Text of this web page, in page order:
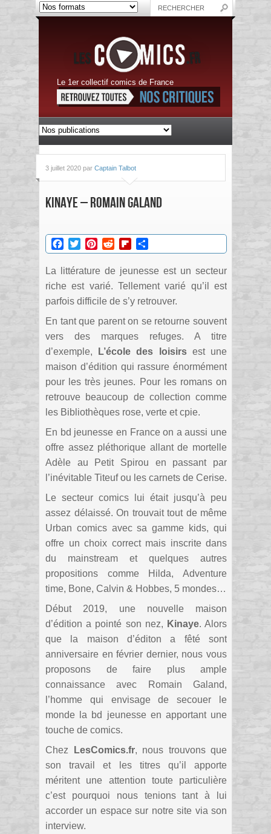
Le 1er collectif comics de France
3 juillet 2020 par Captain Talbot
Kinaye – Romain Galand
Facebook
TwitterPinterestRedditFlipboard
La littérature de jeunesse est un secteur
riche est varié. Tellement varié qu’il est
parfois difficile de s’y retrouver.
En tant que parent on se retourne souvent
vers des marques refuges. A titre
d’exemple,
L’école des loisirsest une
maison d’édition qui rassure énormément
pour les très jeunes. Pour les romans on
retrouve beaucoup de collection comme
les Bibliothèques rose, verte et cpie.
En bd jeunesse en France on a aussi une
offre assez pléthorique allant de mortelle
Adèle au Petit Spirou en passant par
l’inévitable Titeuf ou les carnets de Cerise.
Le secteur comics lui était jusqu’à peu
assez délaissé. On trouvait tout de même
Urban comics avec sa gamme kids, qui
offre un choix correct mais inscrite dans
du mainstream et quelques autres
propositions comme Hilda, Adventure
time, Bone, Calvin & Hobbes, 5 mondes…
Début 2019, une nouvelle maison
d’édition a pointé son nez, Kinaye. Alors
que la maison d’éditon a fêté sont
anniversaire en février dernier, nous vous
proposons de faire plus ample
connaissance avec Romain Galand,
l’homme qui envisage de secouer le
monde la bd jeunesse en apportant une
touche de comics.
Chez
LesComics.fr, nous trouvons que
son travail et les titres qu’il apporte
méritent une attention toute particulière
c’est pourquoi nous tenions tant à lui
accorder un espace sur notre site via son
interview.